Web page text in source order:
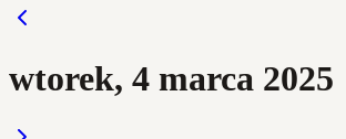
wtorek, 4 marca 2025